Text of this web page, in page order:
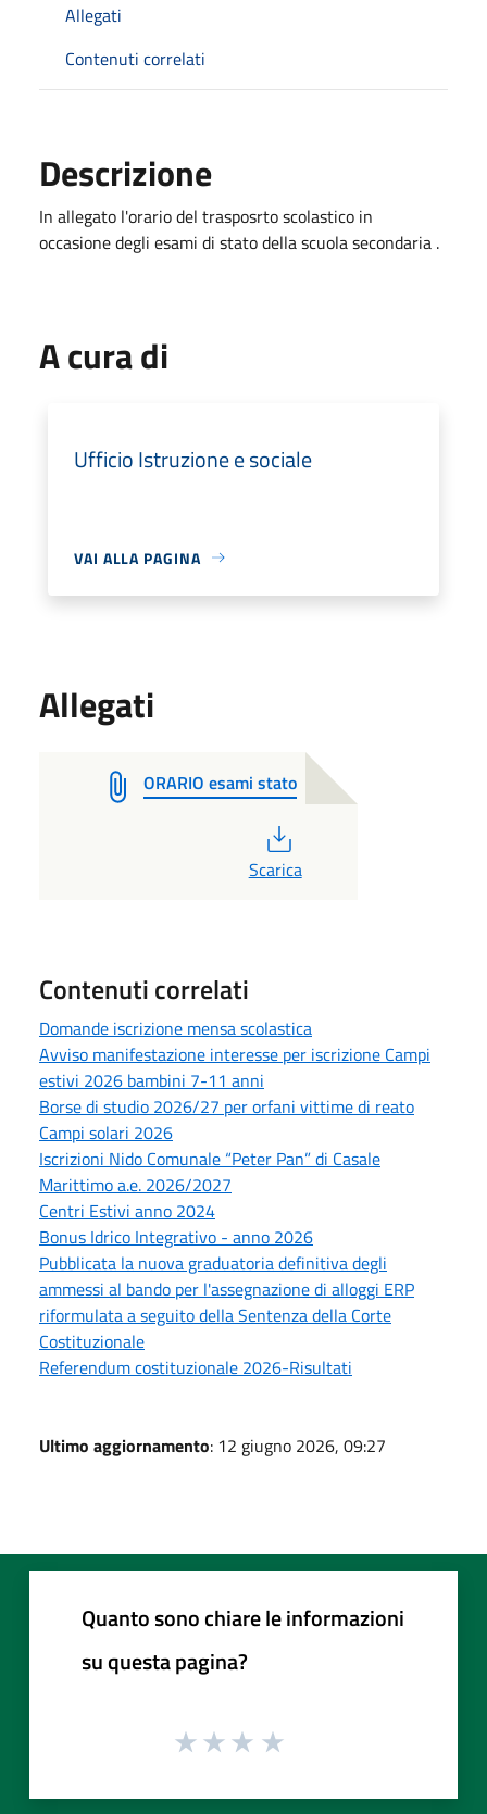
Allegati
Contenuti correlati
Descrizione
In allegato l'orario del trasposrto scolastico in
occasione degli esami di stato della scuola secondaria .
A cura di
Ufficio Istruzione e sociale
VAI ALLA PAGINA
Allegati
ORARIO esami stato
Scarica
Contenuti correlati
Domande iscrizione mensa scolastica
Avviso manifestazione interesse per iscrizione Campi
estivi 2026 bambini 7-11 anni
Borse di studio 2026/27 per orfani vittime di reato
Campi solari 2026
Iscrizioni Nido Comunale “Peter Pan” di Casale
Marittimo a.e. 2026/2027
Centri Estivi anno 2024
Bonus Idrico Integrativo - anno 2026
Pubblicata la nuova graduatoria definitiva degli
ammessi al bando per l'assegnazione di alloggi ERP
riformulata a seguito della Sentenza della Corte
Costituzionale
Referendum costituzionale 2026-Risultati
Ultimo aggiornamento: 12 giugno 2026, 09:27
Quanto sono chiare le informazioni
su questa pagina?